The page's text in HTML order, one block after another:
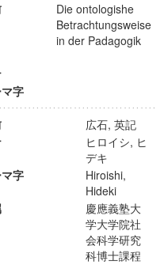
Die ontologishe
Betrachtungsweise
in der Padagogik
字
広石, 英記
ヒロイシ, ヒ
デキ
字
Hiroishi,
Hideki
慶應義塾大
学大学院社
会科学研究
科博士課程